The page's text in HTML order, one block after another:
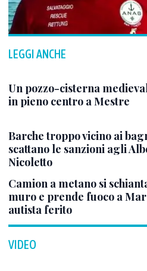
LEGGI ANCHE
Un pozzo-cisterna
in pieno centro a Mestre
Barche troppo vicino ai
scattano le sanzioni agli
Nicoletto
Camion a metano si
muro e prende fuoco a
autista ferito
VIDEO